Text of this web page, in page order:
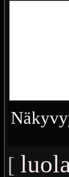
[